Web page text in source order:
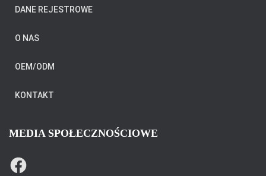
DANE REJESTROWE
O NAS
OEM/ODM
KONTAKT
MEDIA SPOŁECZNOŚCIOWE
F
A